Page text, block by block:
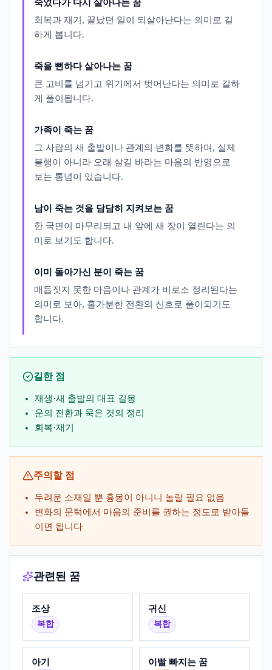
죽었다가 다시 살아나는 꿈
회복과 재기, 끝났던 일이 되살아난다는 의미로 길
하게 봅니다.
죽을 뻔하다 살아나는 꿈
큰 고비를 넘기고 위기에서 벗어난다는 의미로 길하
게 풀이됩니다.
가족이 죽는 꿈
그 사람의 새 출발이나 관계의 변화를 뜻하며, 실제
불행이 아니라 오래 살길 바라는 마음의 반영으로
보는 통념이 있습니다.
남이 죽는 것을 담담히 지켜보는 꿈
한 국면이 마무리되고 내 앞에 새 장이 열린다는 의
미로 보기도 합니다.
이미 돌아가신 분이 죽는 꿈
매듭짓지 못한 마음이나 관계가 비로소 정리된다는
의미로 보아, 홀가분한 전환의 신호로 풀이되기도
합니다.
길한 점
재생·새 출발의 대표 길몽
운의 전환과 묵은 것의 정리
회복·재기
주의할 점
두려운 소재일 뿐 흉몽이 아니니 놀랄 필요 없음
변화의 문턱에서 마음의 준비를 권하는 정도로 받아들
이면 됩니다
관련된 꿈
조상
복합
귀신
복합
아기 이빨 빠지는 꿈